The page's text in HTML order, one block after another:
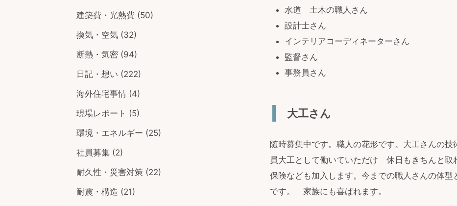
水道 土木の職人さん
設計士さん
インテリアコーディネーターさん
監督さん
事務員さん
大工さん
随時募集中です。職人の花形です。大工さんの
員大工として働いていただけ 休日もきちんと取
保険なども加入します。今までの職人さんの体
です。 家族にも喜ばれます。
建築費・光熱費 (50)
換気・空気 (32)
断熱・気密 (94)
日記・想い (222)
海外住宅事情 (4)
現場レポート (5)
環境・エネルギー (25)
社員募集 (2)
耐久性・災害対策 (22)
耐震・構造 (21)